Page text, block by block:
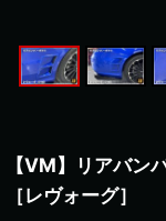
【VM】リアバン
［レヴォーグ］